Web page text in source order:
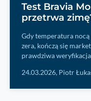
Test Bravia
przetrwa
Gdy temperatura
zera, kończą się
prawdziwa
24.03.2026, Piotr